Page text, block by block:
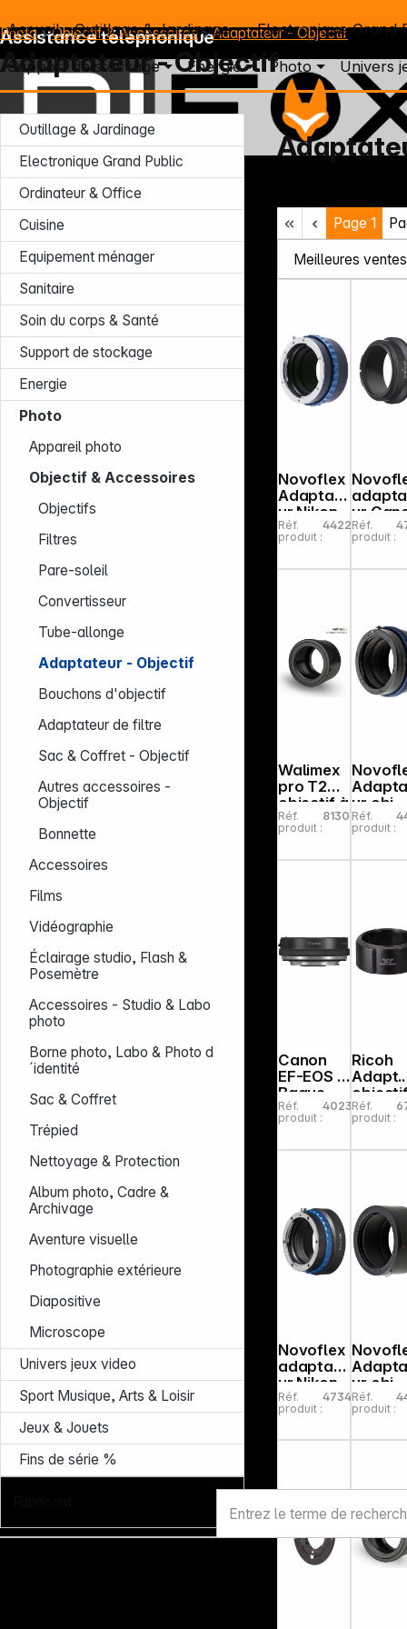
Accueil Outillage & Jardinage Electronique Grand
Support de stockage Energie Photo Univers
Photo Objectif & Accessoires Adaptateur - Objectif
Adaptateur - Objectif
Outillage & Jardinage
Electronique Grand Public
Ordinateur & Office
Cuisine
Equipement ménager
Sanitaire
Soin du corps & Santé
Support de stockage
Energie
Photo
Appareil photo
Objectif & Accessoires
Objectifs
Filtres
Pare-soleil
Convertisseur
Tube-allonge
Adaptateur - Objectif
Bouchons d'objectif
Adaptateur de filtre
Sac & Coffret - Objectif
Autres accessoires -
Objectif
Bonnette
Accessoires
Films
Vidéographie
Éclairage studio, Flash &
Posemètre
Accessoires - Studio & Labo
photo
Borne photo, Labo & Photo d
´identité
Sac & Coffret
Trépied
Nettoyage & Protection
Album photo, Cadre &
Archivage
Aventure visuelle
Photographie extérieure
Diapositive
Microscope
Univers jeux video
Sport Musique, Arts & Loisir
Jeux & Jouets
Fins de série %
Page 1
Novoflex
Adaptate
ur Nikon
F sur
monture
Réf.
produit :
442218
ur
FD
Objektif
Réf.
produit :
Walimex
pro T2
objectif à
Fujifilm X
Réf.
produit :
813017
ur obj.
Pentax K
sur
Réf.
produit :
Canon
EF-EOS R
Bague
d'adapta
tion
Réf.
produit :
402348
Ricoh
Adapt.
GA-2
Réf.
produit :
Novoflex
adaptate
ur Nikon
F objectif
à Nikon Z
Réf.
produit :
473433
ur obj.
Contax
Yashica
Réf.
produit :
Assistance téléphonique
Lun – Jeu : 7h30 – 16h30 (CET)
Ven : 7h30 – 13h30 (CET)
Tél. : +49 931 9708 - 466
E-mail: info@difox.com